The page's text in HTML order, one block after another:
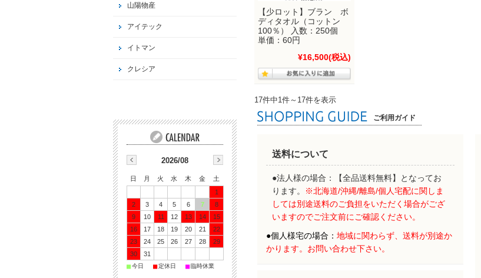
【少ロット】ブラン ボ
ディタオル（コットン
100％） 入数：250個
単価：60円
¥16,500(税込)
17件中1件～17件を表示
ご利用ガイド
送料について
●法人様の場合：【全品送料無料】となってお
ります。
※北海道/沖縄/離島/個人宅配に関しま
しては別途送料のご負担をいただく場合がござ
いますのでご注文前にご確認ください。
●個人様宅の場合： 地域に関わらず、 送料が別途か
かります。お問い合わせ下さい。
山陽物産
アイテック
イトマン
クレシア
2026/08
日 月 火 水 木 金
土
1
2
3 4 5 6 7
8
9
10 11 12 13 14
15
16
17 18 19 20 21
22
23
24 25 26 27 28
29
30
31
■今日 ■定休日 ■臨時休業